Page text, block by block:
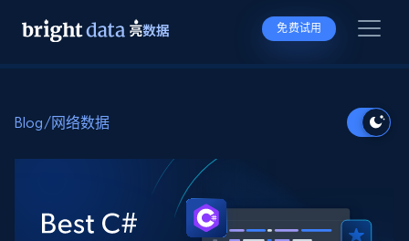
免费试用
Blog/网络数据